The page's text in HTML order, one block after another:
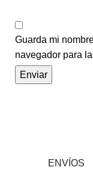
Guarda mi
navegador para
ENVÍOS